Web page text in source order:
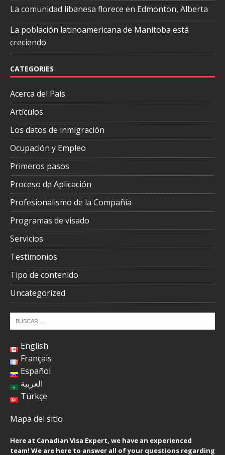
La comunidad libanesa florece en Edmonton, Alberta
La población latinoamericana de Manitoba está
creciendo
CATEGORIES
Acerca del País
Artículos
Los datos de inmigración
Ocupación y Empleo
Primeros pasos
Proceso de Aplicación
Profesionalismo de la Compañía
Programas de visado
Servicios
Testimonios
Tipo de contenido
Uncategorized
English
Français
Español
العربية
Türkçe
Mapa del sitio
Here at Canadian Visa Expert, we have an experienced
team! We are here to answer all of your questions regarding